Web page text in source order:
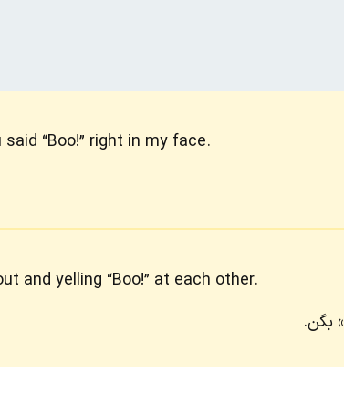
“Boo!” right in my face.
and yelling “Boo!” at each other.
بگن.